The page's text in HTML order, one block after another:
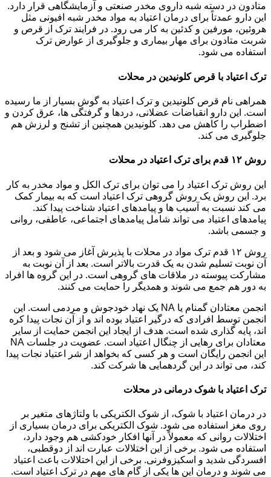
متادون در دسته شبه داروی مخدر صنعتی و آزمایشگاهی قرار دارد.
این دارو عمدتاً برای درمان اعتیاد به مواد مخدر شبه افیونی مثل
هروئین، مورفین و کدئین به کار می رود. در فرایند ترک از قرص و
شربت متادون برای مهار بیماری و جلوگیری از عوارض ترک
استفاده می شود.
ترک اعتیاد با قرص کلونیدین در محلات
همراهی نام قرص کلونیدین و ترک اعتیاد به گوش بسیار از ما رسیده
است. این دارو انقباضات عضلانی، دردها و گرفتگی ها، عرق کردن و
اضطراب را کاهش می دهد. کلونیدین همچنین از تشنج و لرزش هم
جلوگیری می کند.
روش ۱۲ قدم برای ترک اعتیاد در محلات
این روش ترک اعتیاد را می توان برای ترک الکل و مواد مخدر به کار
برد. این روش یک روش گروهی ترک اعتیاد است که به بیمار کمک
می کند نسبت به آسیب ها و پیامدهای اعتیاد شناخت پیدا کند.
پیامدهای اعتیاد می تواند شامل پیامدهای اجتماعی، عاطفی، روانی
و جسمی باشد.
روش ۱۲ قدم ترک مواد در محلات با پذیرش آغاز می شود و بعد از
آن نوبت تسلیم شدن به یک قدرت بالاتر است. بعد از آن نوبت به
مشارکت پیوسته در ملاقات های گروهی است. در این گروه ها افراد
به دور هم جمع می شوند و همدیگر را حمایت می کنند.
انجمن معتادان گمنام یا NA یک نهاد خودجوش و مردمی است. این
انجمن توسط افرادی که درگیر اعتیاد بوده اند و از آن نجات پیدا کره
اند، پایه گذاری شده است. هدف از ایجاد این انجمن حمایت از سایر
معتادان برای رهایی از چنگال اعتیاد است. عضویت در جلسات NA
این انجمن رایگان است و هر کسی که بخواهد از شر اعتیاد نجات پیدا
کند، می تواند در این گردهمایی ها شرکت کند.
ترک اعتیاد با شوک درمانی در محلات
در درمان اعتیاد با شوک، از شوک الکتریکی با ولتاژهای متغیر بر
روی مغز استفاده می شود. شوک الکتریکی برای درمان بسیاری از
اختلالات روانی که معمولاً در آنها افکار خودکشی هم وجود دارد،
استفاده می شود. برخی از این اختلالات عبارت اند از دوقطبی،
افسردگی شدید و اسکیزوفرنی. برخی از این اختلالات باعث اعتیاد
می شوند و درمان این ها یکی از گام های مهم در ترک اعتیاد است.